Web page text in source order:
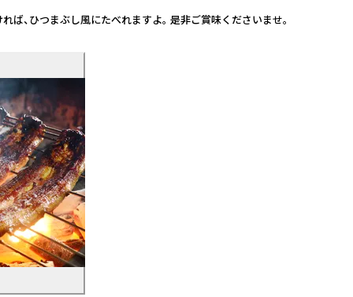
、ひつまぶし風にたべれますよ。 是非ご賞味くださいませ。